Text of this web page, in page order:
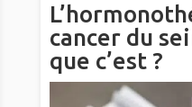
cancer du
que c’est ?